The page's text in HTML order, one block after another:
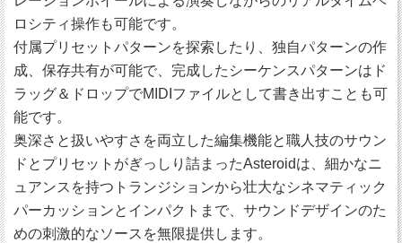
ロシティ操作も可能です。
付属プリセットパターンを探索したり、独自パターンの作
成、保存共有が可能で、完成したシーケンスパターンはド
ラッグ＆ドロップでMIDIファイルとして書き出すことも可
能です。
奥深さと扱いやすさを両立した編集機能と職人技のサウン
ドとプリセットがぎっしり詰まったAsteroidは、細かなニ
ュアンスを持つトランジションから壮大なシネマティック
パーカッションとインパクトまで、サウンドデザインのた
めの刺激的なソースを無限提供します。